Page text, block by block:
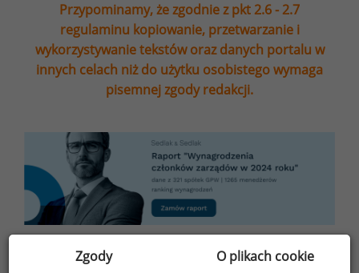
Przypominamy, że zgodnie z pkt 2.6 - 2.7
regulaminu kopiowanie, przetwarzanie i
wykorzystywanie tekstów oraz danych portalu w
innych celach niż do użytku osobistego wymaga
pisemnej zgody redakcji.
Wynagrodzenie brutto - ile to jest netto?
Zgody O plikach cookie